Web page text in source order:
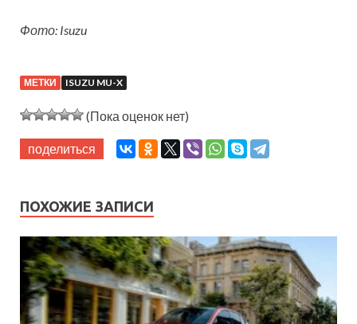
Фото: Isuzu
МЕТКИ ISUZU MU-X
(Пока оценок нет)
поделиться
ПОХОЖИЕ ЗАПИСИ